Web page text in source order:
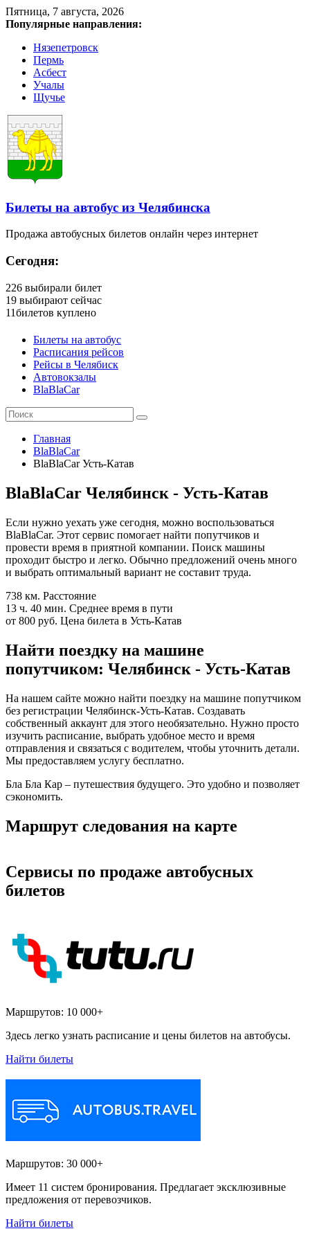
Пятница, 7 августа, 2026
Популярные направления:
Нязепетровск
Пермь
Асбест
Учалы
Щучье
Билеты на автобус из Челябинска
Продажа автобусных билетов онлайн через интернет
Сегодня:
226 выбирали билет
19 выбирают сейчас
11билетов куплено
Билеты на автобус
Расписания рейсов
Рейсы в Челябиск
Автовокзалы
BlaBlaCar
Главная
BlaBlaCar
BlaBlaCar Усть-Катав
BlaBlaCar Челябинск - Усть-Катав
Если нужно уехать уже сегодня, можно воспользоваться
BlaBlaCar. Этот сервис помогает найти попутчиков и
провести время в приятной компании. Поиск машины
проходит быстро и легко. Обычно предложений очень много
и выбрать оптимальный вариант не составит труда.
738 км. Расстояние
13 ч. 40 мин. Среднее время в пути
от 800 руб. Цена билета в Усть-Катав
Найти поездку на машине
попутчиком: Челябинск - Усть-Катав
На нашем сайте можно найти поездку на машине попутчиком
без регистрации Челябинск-Усть-Катав. Создавать
собственный аккаунт для этого необязательно. Нужно просто
изучить расписание, выбрать удобное место и время
отправления и связаться с водителем, чтобы уточнить детали.
Мы предоставляем услугу бесплатно.
Бла Бла Кар – путешествия будущего. Это удобно и позволяет
сэкономить.
Маршрут следования на карте
Сервисы по продаже автобусных
билетов
Маршрутов: 10 000+
Здесь легко узнать расписание и цены билетов на автобусы.
Найти билеты
Маршрутов: 30 000+
Имеет 11 систем бронирования. Предлагает эксклюзивные
предложения от перевозчиков.
Найти билеты